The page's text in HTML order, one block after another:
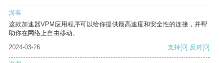
游客
这款加速器VPM应用程序可以给你提供最高速度和安全性的连接，并帮
助你在网络上自由移动。
2024-03-26
支持[0] 反对[0]